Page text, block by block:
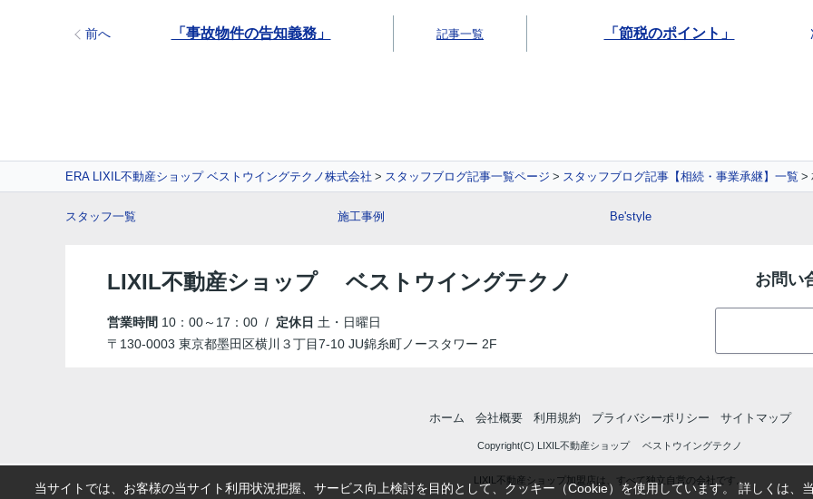
前へ 「事故物件の告知義務」 記事一覧 「節税のポイント」
ERA LIXIL不動産ショップ ベストウイングテクノ株式会社 スタッフブログ記事一覧ページ スタッフブログ記事【相続・事業承継】一覧
スタッフ一覧 施工事例 Be'style
LIXIL不動産ショップ ベストウイングテクノ
営業時間 10：00～17：00 / 定休日 土・日曜日
〒130-0003 東京都墨田区横川３丁目7-10 JU錦糸町ノースタワー 2F
お問い
ホーム 会社概要 利用規約 プライバシーポリシー サイトマップ
Copyright(C) LIXIL不動産ショップ ベストウイングテクノ
LIXIL不動産ショップ加盟店は、すべて独立自営の会社です。
当サイトでは、お客様の当サイト利用状況把握、サービス向上検討を目的として、クッキー（Cookie）を使用しています。 詳しくは、